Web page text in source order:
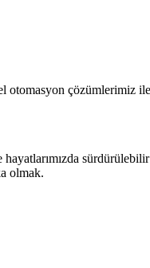
otomasyon çözümlerimiz
olmak.